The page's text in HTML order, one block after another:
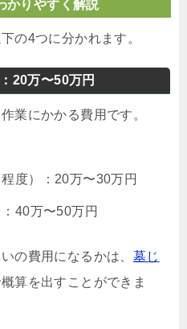
かりやすく解説
の4つに分かれます。
20万〜50万円
業にかかる費用です。
度）：20万〜30万円
40万〜50万円
の費用になるかは、 墓じ
算を出すことができま